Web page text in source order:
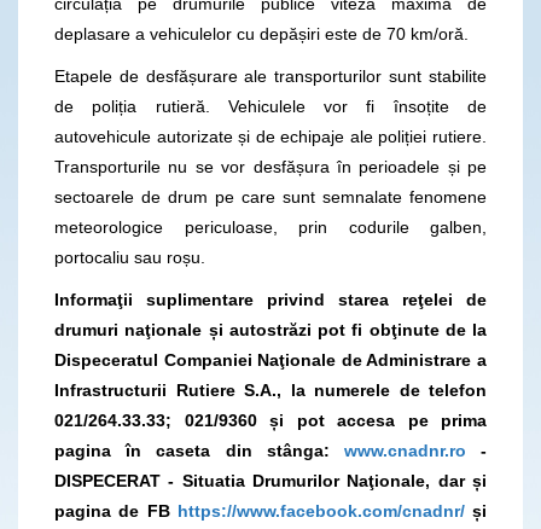
deplasare a vehiculelor cu depășiri este de 70 km/oră.
Etapele de desfășurare ale transporturilor sunt stabilite
de poliția rutieră. Vehiculele vor fi însoțite de
autovehicule autorizate și de echipaje ale poliției rutiere.
Transporturile nu se vor desfășura în perioadele și pe
sectoarele de drum pe care sunt semnalate fenomene
meteorologice periculoase, prin codurile galben,
portocaliu sau roșu.
Informaţii suplimentare privind starea reţelei de
drumuri naţionale și autostrăzi pot fi obţinute de la
Dispeceratul Companiei Naţionale de Administrare a
Infrastructurii Rutiere S.A., la numerele de telefon
021/264.33.33; 021/9360 și pot accesa pe prima
pagina în caseta din stânga: www.cnadnr.ro -
DISPECERAT - Situatia Drumurilor Naţionale, dar și
pagina de FB https://www.facebook.com/cnadnr/și